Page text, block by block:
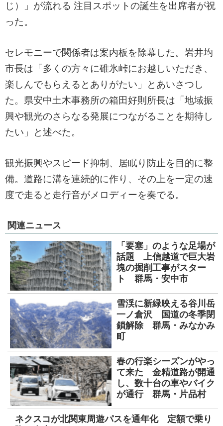
じ）」が流れる 注目スポットの誕生を出席者が祝
った。
セレモニーで関係者は案内板を除幕した。岩井均
市長は「多くの方々に碓氷峠にお越しいただき、
楽しんでもらえるとありがたい」とあいさつし
た。県安中土木事務所の箱田好則所長は「地域振
興や観光のさらなる発展につながることを期待し
たい」と述べた。
観光振興やスピード抑制、居眠り防止を目的に整
備。道路に溝を連続的に作り、その上を一定の速
度で走ると走行音がメロディーを奏でる。
関連ニュース
「要塞」のような足場が
話題 上信越道で巨大岩
塊の掘削工事がスター
ト 群馬・安中市
雪渓に新緑映える谷川岳
一ノ倉沢 国道の冬季閉
鎖解除 群馬・みなかみ
町
春の行楽シーズンがやっ
て来た 金精道路が開通
し、数十台の車やバイク
が通行 群馬・片品村
ネクスコが北関東周遊パスを通年化 定額で乗り